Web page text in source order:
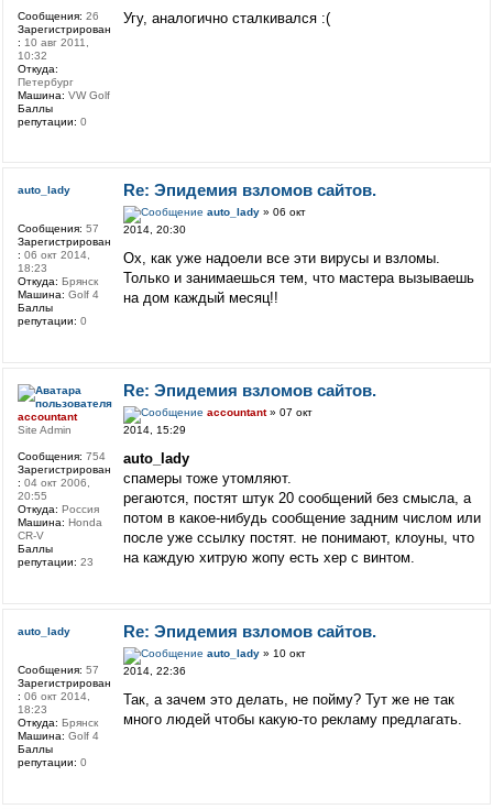
Угу, аналогично сталкивался :(
Сообщения: 26
Зарегистрирован
: 10 авг 2011,
10:32
Откуда:
Петербург
Машина: VW Golf
Баллы
репутации: 0
Re: Эпидемия взломов сайтов.
auto_lady» 06 окт
2014, 20:30
Ох, как уже надоели все эти вирусы и взломы.
Только и занимаешься тем, что мастера вызываешь
на дом каждый месяц!!
auto_lady
Сообщения: 57
Зарегистрирован
: 06 окт 2014,
18:23
Откуда: Брянск
Машина: Golf 4
Баллы
репутации: 0
Re: Эпидемия взломов сайтов.
accountant» 07 окт
2014, 15:29
auto_lady
спамеры тоже утомляют.
регаются, постят штук 20 сообщений без смысла, а
потом в какое-нибудь сообщение задним числом или
после уже ссылку постят. не понимают, клоуны, что
на каждую хитрую жопу есть хер с винтом.
accountant
Site Admin
Сообщения: 754
Зарегистрирован
: 04 окт 2006,
20:55
Откуда: Россия
Машина: Honda
CR-V
Баллы
репутации: 23
Re: Эпидемия взломов сайтов.
auto_lady» 10 окт
2014, 22:36
Так, а зачем это делать, не пойму? Тут же не так
много людей чтобы какую-то рекламу предлагать.
auto_lady
Сообщения: 57
Зарегистрирован
: 06 окт 2014,
18:23
Откуда: Брянск
Машина: Golf 4
Баллы
репутации: 0